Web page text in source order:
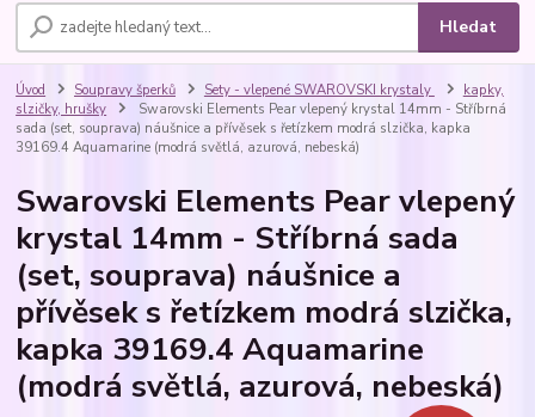
Hledat
Úvod Soupravy šperků Sety - vlepené SWAROVSKI krystaly
kapky,
slzičky, hrušky
Swarovski Elements Pear vlepený krystal 14mm - Stříbrná
sada (set, souprava) náušnice a přívěsek s řetízkem modrá slzička, kapka
39169.4 Aquamarine (modrá světlá, azurová, nebeská)
Swarovski Elements Pear vlepený
krystal 14mm - Stříbrná sada
(set, souprava) náušnice a
přívěsek s řetízkem modrá slzička,
kapka 39169.4 Aquamarine
(modrá světlá, azurová, nebeská)